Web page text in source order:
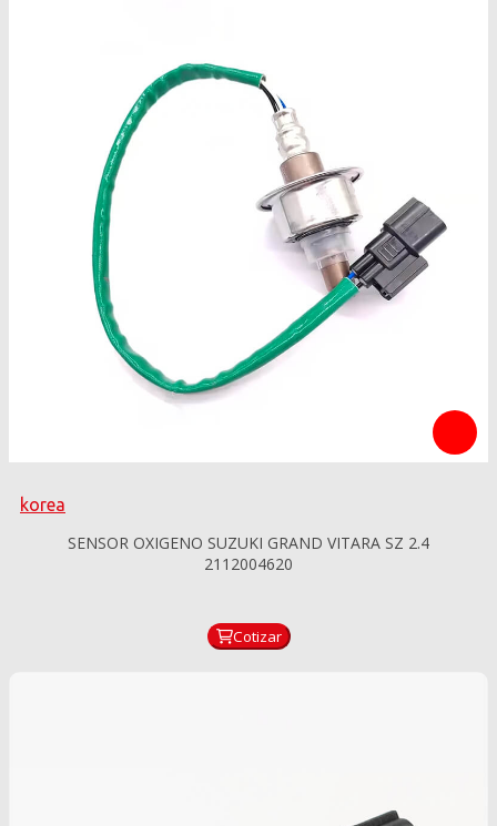
korea
SENSOR OXIGENO SUZUKI GRAND VITARA SZ 2.4
2112004620
Cotizar